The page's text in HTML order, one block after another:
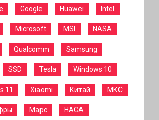
Google Huawei Intel
Microsoft MSI NASA
Qualcomm Samsung
SSD Tesla Windows 10
11 Xiaomi Китай МКС
Марс НАСА